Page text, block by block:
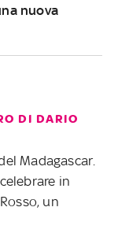
nuova
DI DARIO
Madagascar.
in
un